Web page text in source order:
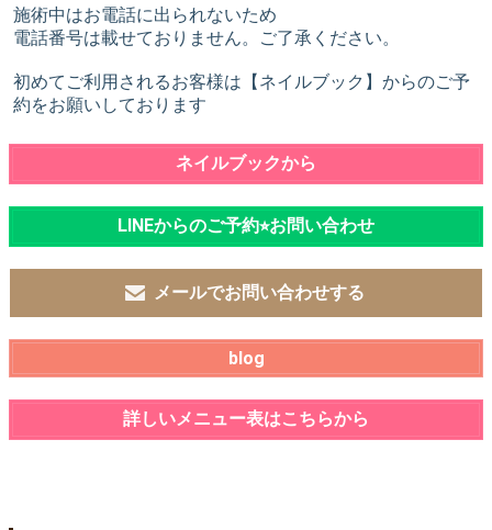
施術中はお電話に出られないため
電話番号は載せておりません。ご了承ください。
初めてご利用されるお客様は【ネイルブック】からのご予
約をお願いしております
ネイルブックから
LINEからのご予約⭐︎お問い合わせ
メールでお問い合わせする
blog
詳しいメニュー表はこちらから